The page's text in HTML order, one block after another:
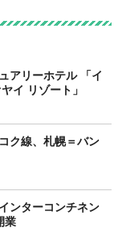
アリーホテル 「イ
イ リゾート」
ク線、札幌＝バン
ンターコンチネン
業